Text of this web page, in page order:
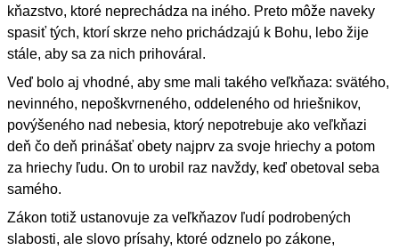
kňazstvo, ktoré neprechádza na iného. Preto môže naveky
spasiť tých, ktorí skrze neho prichádzajú k Bohu, lebo žije
stále, aby sa za nich prihováral.
Veď bolo aj vhodné, aby sme mali takého veľkňaza: svätého,
nevinného, nepoškvrneného, oddeleného od hriešnikov,
povýšeného nad nebesia, ktorý nepotrebuje ako veľkňazi
deň čo deň prinášať obety najprv za svoje hriechy a potom
za hriechy ľudu. On to urobil raz navždy, keď obetoval seba
samého.
Zákon totiž ustanovuje za veľkňazov ľudí podrobených
slabosti, ale slovo prísahy, ktoré odznelo po zákone,